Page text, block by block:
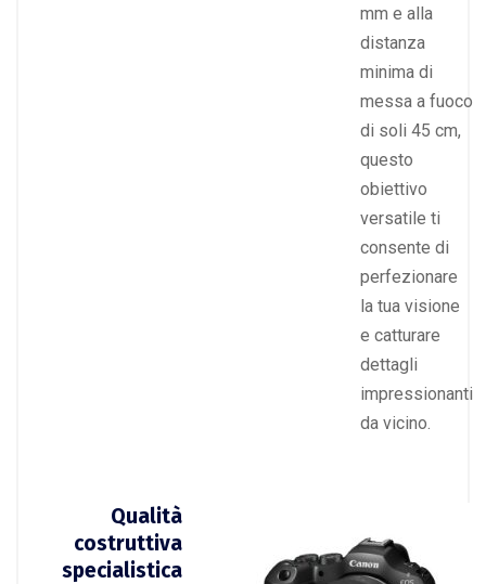
mm e alla
distanza
minima di
messa a fuoco
di soli 45 cm,
questo
obiettivo
versatile ti
consente di
perfezionare
la tua visione
e catturare
dettagli
impressionanti
da vicino.
Qualità
costruttiva
specialistica